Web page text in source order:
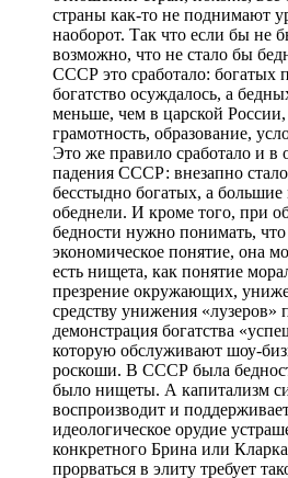
страны как-то не поднимают
наоборот. Так что если бы не
возможно, что не стало бы
СССР это сработало: богатых
богатство осуждалось, а
меньше, чем в царской
грамотность, образование,
Это же правило сработало и в
падения СССР: внезапно
бесстыдно богатых, а большие
обеднели. И кроме того, при
бедности нужно понимать, что
экономическое понятие, она
есть нищета, как понятие
презрение окружающих,
средству унижения «лузеров»
демонстрация богатства
которую обслуживают шоу-
роскоши. В СССР была
было нищеты. А капитализм
воспроизводит и
идеологическое орудие
конкретного Брина или
прорваться в элиту требует